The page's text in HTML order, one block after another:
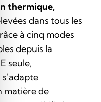
thermique,
dans tous les
à cinq modes
depuis la
seule,
s'adapte
matière de